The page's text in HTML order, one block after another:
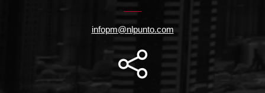
infopm@nlpunto.com